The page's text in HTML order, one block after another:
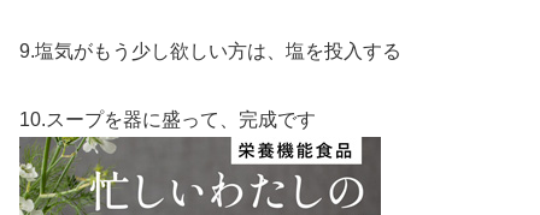
9.塩気がもう少し欲しい方は、塩を投入する
10.スープを器に盛って、完成です